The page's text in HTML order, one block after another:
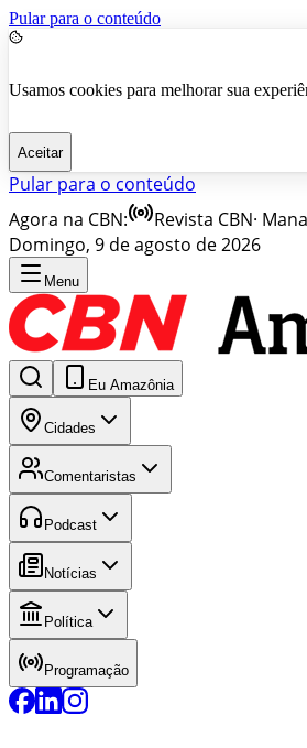
Pular para o conteúdo
Usamos cookies para melhorar sua
Aceitar
Pular para o conteúdo
Agora na CBN:
Revista CBN·
Domingo, 9 de agosto de 2026
Menu
Eu Amazônia
Cidades
Comentaristas
Podcast
Notícias
Política
Programação